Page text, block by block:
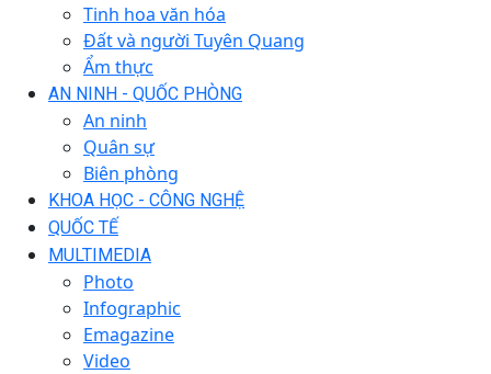
Tinh hoa văn hóa
Đất và người Tuyên Quang
Ẩm thực
AN NINH - QUỐC PHÒNG
An ninh
Quân sự
Biên phòng
KHOA HỌC - CÔNG NGHỆ
QUỐC TẾ
MULTIMEDIA
Photo
Infographic
Emagazine
Video